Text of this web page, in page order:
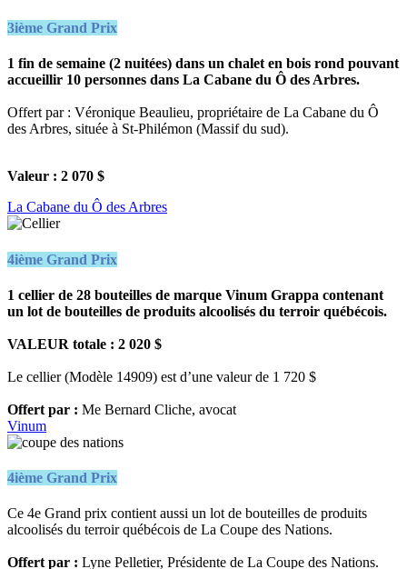
3ième Grand Prix
1 fin de semaine (2 nuitées) dans un chalet en bois rond pouvant
accueillir 10 personnes dans La Cabane du Ô des Arbres.
Offert par : Véronique Beaulieu, propriétaire de La Cabane du Ô
des Arbres, située à St-Philémon (Massif du sud).
Valeur : 2 070 $
La Cabane du Ô des Arbres
4ième Grand Prix
1 cellier de 28 bouteilles de marque Vinum Grappa contenant
un lot de bouteilles de produits alcoolisés du terroir québécois.
VALEUR totale : 2 020 $
Le cellier (Modèle 14909) est d’une valeur de 1 720 $
Offert par : Me Bernard Cliche, avocat
Vinum
4ième Grand Prix
Ce 4e Grand prix contient aussi un lot de bouteilles de produits
alcoolisés du terroir québécois de La Coupe des Nations.
Offert par : Lyne Pelletier, Présidente de La Coupe des Nations.